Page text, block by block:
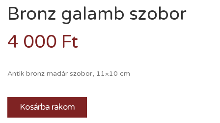
Bronz galamb szobor
4 000 Ft
Antik bronz madár szobor, 11×10 cm
Kosárba rakom